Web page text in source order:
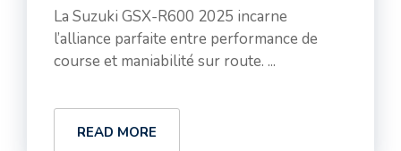
La Suzuki GSX-R600 2025 incarne
l’alliance parfaite entre performance de
course et maniabilité sur route. ...
READ MORE